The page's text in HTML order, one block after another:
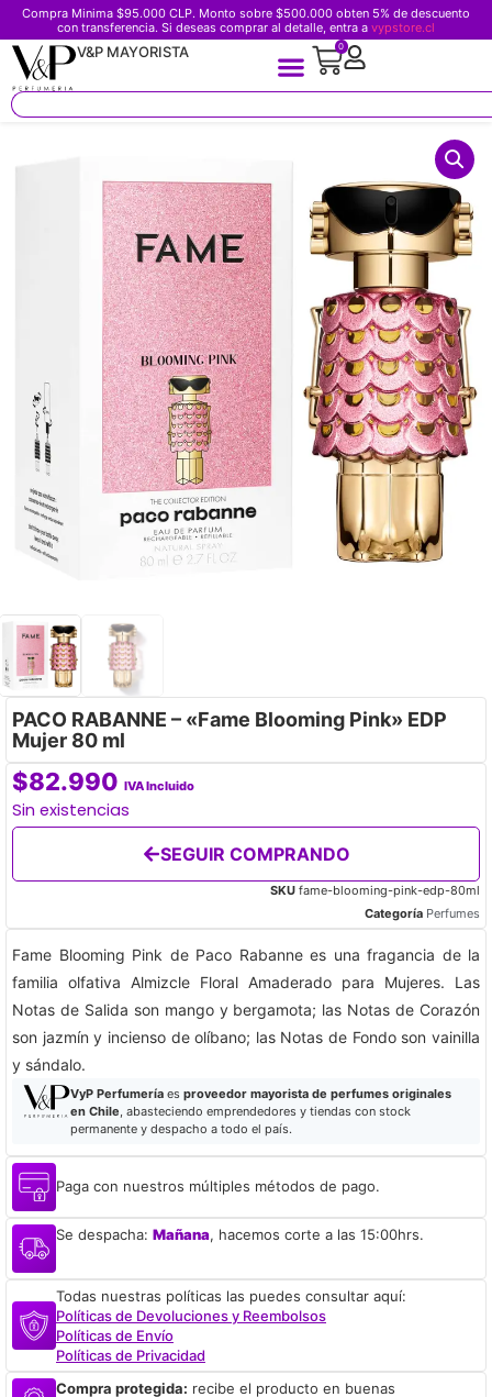
Compra Minima $95.000 CLP. Monto sobre $500.000 obten 5% de descuento
con transferencia. Si deseas comprar al detalle, entra a vypstore.cl
V&P MAYORISTA 0
PACO RABANNE – «Fame Blooming Pink» EDP
Mujer 80 ml
$82.990 IVA Incluido
Sin existencias
SEGUIR COMPRANDO
SKU fame-blooming-pink-edp-80ml
Categoría Perfumes
Fame Blooming Pink de Paco Rabanne es una fragancia de la
familia olfativa Almizcle Floral Amaderado para Mujeres. Las
Notas de Salida son mango y bergamota; las Notas de Corazón
son jazmín y incienso de olíbano; las Notas de Fondo son vainilla
y sándalo.
VyP Perfumeríaes proveedor mayorista de perfumes originales
en Chile, abasteciendo emprendedores y tiendas con stock
permanente y despacho a todo el país.
Paga con nuestros múltiples métodos de pago.
Se despacha: Mañana, hacemos corte a las 15:00hrs.
Todas nuestras políticas las puedes consultar aquí:
Políticas de Devoluciones y Reembolsos
Políticas de Envío
Políticas de Privacidad
Compra protegida: recibe el producto en buenas